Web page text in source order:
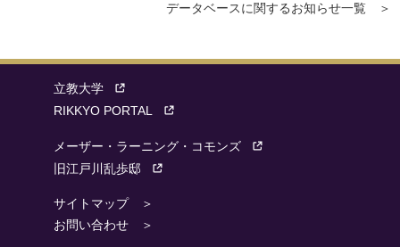
データベースに関するお知らせ一覧 ＞
立教大学
RIKKYO PORTAL
メーザー・ラーニング・コモンズ
旧江戸川乱歩邸
サイトマップ ＞
お問い合わせ ＞